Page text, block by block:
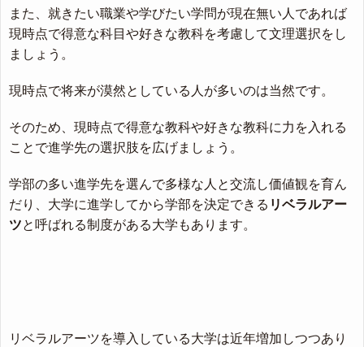
また、就きたい職業や学びたい学問が現在無い人であれば
現時点で得意な科目や好きな教科を考慮して文理選択をし
ましょう。
現時点で将来が漠然としている人が多いのは当然です。
そのため、現時点で得意な教科や好きな教科に力を入れる
ことで進学先の選択肢を広げましょう。
学部の多い進学先を選んで多様な人と交流し価値観を育ん
だり、大学に進学してから学部を決定できる リベラルアー
ツと呼ばれる制度がある大学もあります。
リベラルアーツを導入している大学は近年増加しつつあり